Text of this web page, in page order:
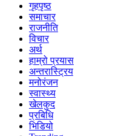
गृहपृष्ठ
समाचार
राजनीति
विचार
अर्थ
हाम्रो प्रयास
अन्तरास्ट्रिय
मनोरंजन
स्वास्थ्य
खेलकुद
प्रबिधि
भिडियो